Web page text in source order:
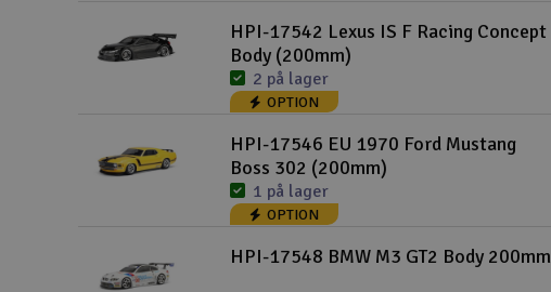
OPTION
HPI-17542 Lexus IS F Racing Concept
Body (200mm)
2 på lager
OPTION
HPI-17546 EU 1970 Ford Mustang
Boss 302 (200mm)
1 på lager
HPI-17548 BMW M3 GT2 Body 200mm